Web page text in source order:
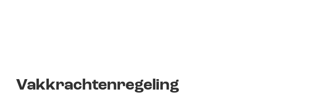
Vakkrachtenregeling